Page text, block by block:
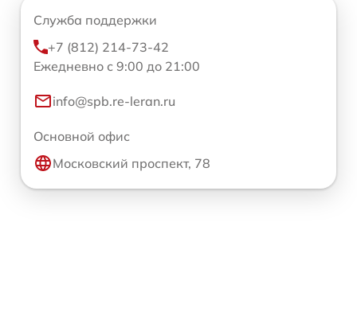
Служба поддержки
+7 (812) 214-73-42
Ежедневно с 9:00 до 21:00
info@spb.re-leran.ru
Основной офис
Московский проспект, 78